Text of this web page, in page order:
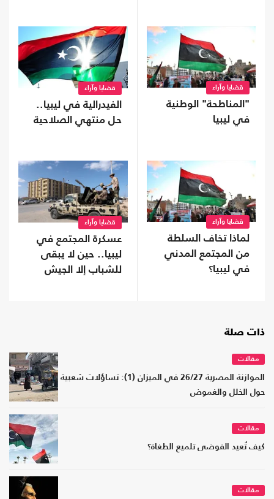
قضايا وآراء
"المناطحة" الوطنية
في ليبيا
قضايا وآراء
الفيدرالية في ليبيا..
حل منتهي الصلاحية
قضايا وآراء
لماذا تخاف السلطة
من المجتمع المدني
في ليبيا؟
قضايا وآراء
عسكرة المجتمع في
ليبيا.. حين لا يبقى
للشباب إلا الجيش
ذات صلة
مقالات
الموازنة المصرية 26/27 في الميزان (1): تساؤلات شعبية
حول الخلل والغموض
مقالات
كيف تُعيد الفوضى تلميع الطغاة؟
مقالات